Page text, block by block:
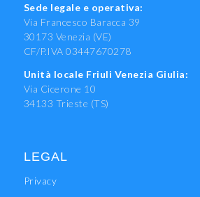
Sede legale e operativa:
Via Francesco Baracca 39
30173 Venezia (VE)
CF/P.IVA 03447670278
Unità locale Friuli Venezia Giulia:
Via Cicerone 10
34133 Trieste (TS)
LEGAL
Privacy